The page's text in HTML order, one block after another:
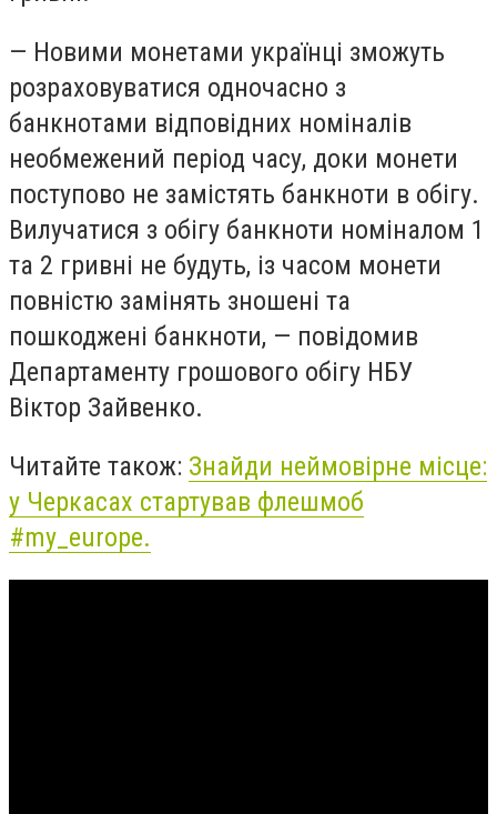
— Новими монетами українці зможуть
розраховуватися одночасно з
банкнотами відповідних номіналів
необмежений період часу, доки монети
поступово не замістять банкноти в обігу.
Вилучатися з обігу банкноти номіналом 1
та 2 гривні не будуть, із часом монети
повністю замінять зношені та
пошкоджені банкноти, — повідомив
Департаменту грошового обігу НБУ
Віктор Зайвенко.
Читайте також: Знайди неймовірне місце:
у Черкасах стартував флешмоб
#my_europe.